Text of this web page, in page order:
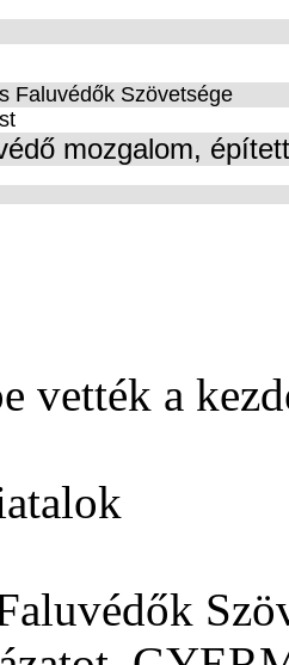
Faluvédők Szövetsége
mozgalom,
vették a